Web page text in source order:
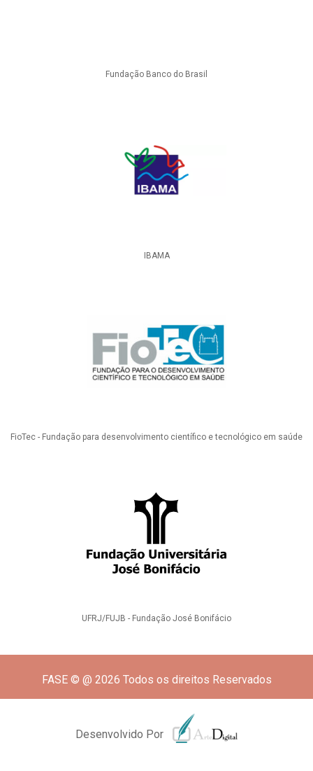
Fundação Banco do Brasil
IBAMA
FioTec - Fundação para desenvolvimento científico e tecnológico em saúde
UFRJ/FUJB - Fundação José Bonifácio
FASE © @ 2026 Todos os direitos Reservados
Desenvolvido Por